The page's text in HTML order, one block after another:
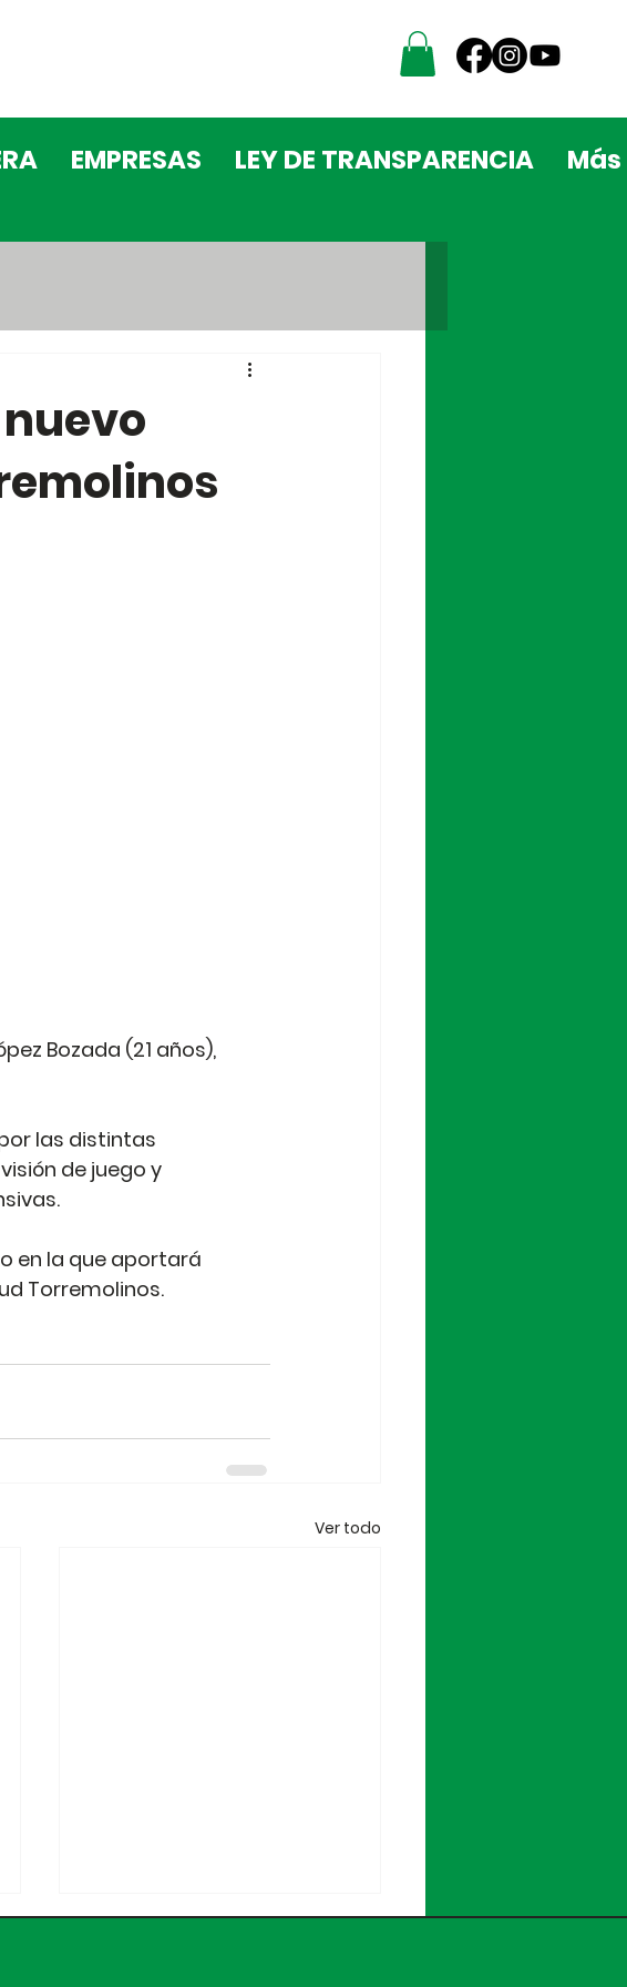
EMPRESAS LEY DE TRANSPARENCIA Más
Bozada (21 años),
las distintas
de juego y
en la que aportará
Torremolinos.
Ver todo